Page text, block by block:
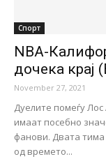
Спорт
NBA-
дочека крај
November 27, 2021
Дуелите помеѓу Лос
имаат посебно
фанови. Двата
од времето...